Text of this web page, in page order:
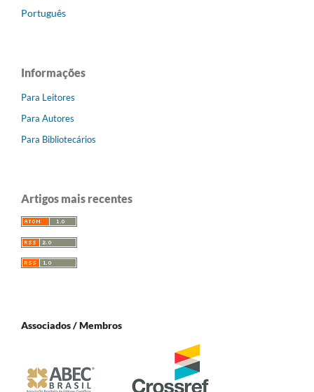
Português
Informações
Para Leitores
Para Autores
Para Bibliotecários
Artigos mais recentes
Associados / Membros